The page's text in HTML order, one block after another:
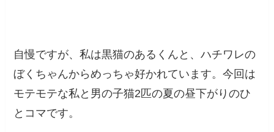
自慢ですが、私は黒猫のあるくんと、ハチワレの
ぼくちゃんからめっちゃ好かれています。今回は
モテモテな私と男の子猫2匹の夏の昼下がりのひ
とコマです。